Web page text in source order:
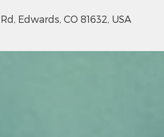
Edwards, CO 81632, USA